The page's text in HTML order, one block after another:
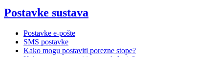
Postavke sustava
Postavke e-pošte
SMS postavke
Kako mogu postaviti porezne stope?